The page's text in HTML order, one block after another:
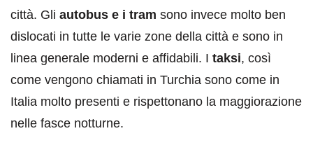
città. Gli autobus e i tram sono invece molto ben
dislocati in tutte le varie zone della città e sono in
linea generale moderni e affidabili. I taksi, così
come vengono chiamati in Turchia sono come in
Italia molto presenti e rispettonano la maggiorazione
nelle fasce notturne.